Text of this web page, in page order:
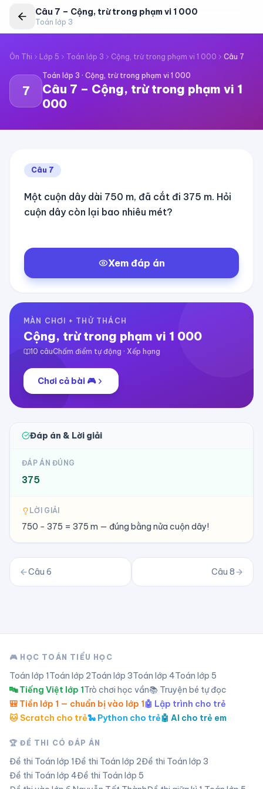
Câu 7 – Cộng, trừ trong phạm vi 1 000
Toán lớp 3
Ôn Thi Lớp 5 Toán lớp 3 Cộng, trừ trong phạm vi 1 000 Câu 7
7
Toán lớp 3 · Cộng, trừ trong phạm vi 1 000
Câu 7 – Cộng, trừ trong phạm vi 1
000
Câu 7
Một cuộn dây dài 750 m, đã cắt đi 375 m. Hỏi
cuộn dây còn lại bao nhiêu mét?
Xem đáp án
MÀN CHƠI + THỬ THÁCH
Cộng, trừ trong phạm vi 1 000
10 câuChấm điểm tự động · Xếp hạng
Chơi cả bài 🎮
Đáp án & Lời giải
ĐÁP ÁN ĐÚNG
375
LỜI GIẢI
750 − 375 = 375 m — đúng bằng nửa cuộn dây!
Câu 6 Câu 8
🎮 HỌC TOÁN TIỂU HỌC
Toán lớp 1Toán lớp 2Toán lớp 3Toán lớp 4Toán lớp 5
🔤 Tiếng Việt lớp 1Trò chơi học vần📚 Truyện bé tự đọc
🎒 Tiền lớp 1 — chuẩn bị vào lớp 1🤖 Lập trình cho trẻ
🐱 Scratch cho trẻ🐍 Python cho trẻ🤖 AI cho trẻ em
🏆 ĐỀ THI CÓ ĐÁP ÁN
Đề thi Toán lớp 1Đề thi Toán lớp 2Đề thi Toán lớp 3
Đề thi Toán lớp 4Đề thi Toán lớp 5